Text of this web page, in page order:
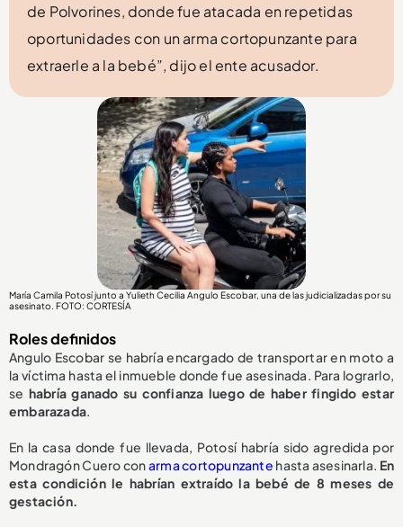
de Polvorines, donde fue atacada en repetidas
oportunidades con un arma cortopunzante para
extraerle a la bebé”, dijo el ente acusador.
María Camila Potosí junto a Yulieth Cecilia Angulo Escobar, una de las judicializadas por su
asesinato. FOTO: CORTESÍA
Roles definidos
Angulo Escobar se habría encargado de transportar en moto a
la víctima hasta el inmueble donde fue asesinada. Para lograrlo,
se habría ganado su confianza luego de haber fingido estar
embarazada
En la casa donde fue llevada, Potosí habría sido agredida por
Mondragón Cuero conarma cortopunzante hasta asesinarla. En
esta condición le habrían extraído la bebé de 8 meses de
gestación.